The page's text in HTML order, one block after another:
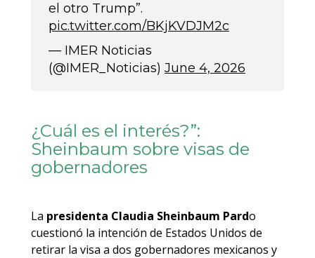
el otro Trump”.
pic.twitter.com/BKjKVDJM2c
— IMER Noticias
(@IMER_Noticias) June 4, 2026
¿Cuál es el interés?”:
Sheinbaum sobre visas de
gobernadores
La presidenta Claudia Sheinbaum Pardo
cuestionó la intención de Estados Unidos de
retirar la visa a dos gobernadores mexicanos y